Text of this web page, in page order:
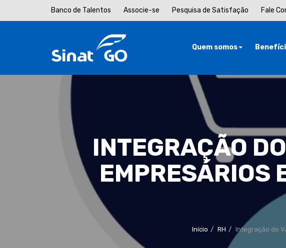
Banco de Talentos Associe-se Pesquisa de Satisfação Fale
Quem somos
INTEGRAÇÃO
EMPRESÁRIOS
Início RH Integração do